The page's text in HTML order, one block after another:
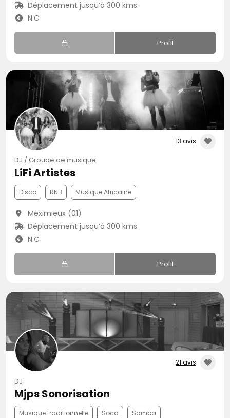
Déplacement jusqu’à 300 kms
N.C
Profil
13 avis
DJ / Groupe de musique
LiFi Artistes
Disco RNB Musique Africaine
Meximieux (01)
Déplacement jusqu’à 300 kms
N.C
Profil
21 avis
DJ
Mjps Sonorisation
Musique traditionnelle Soca Samba